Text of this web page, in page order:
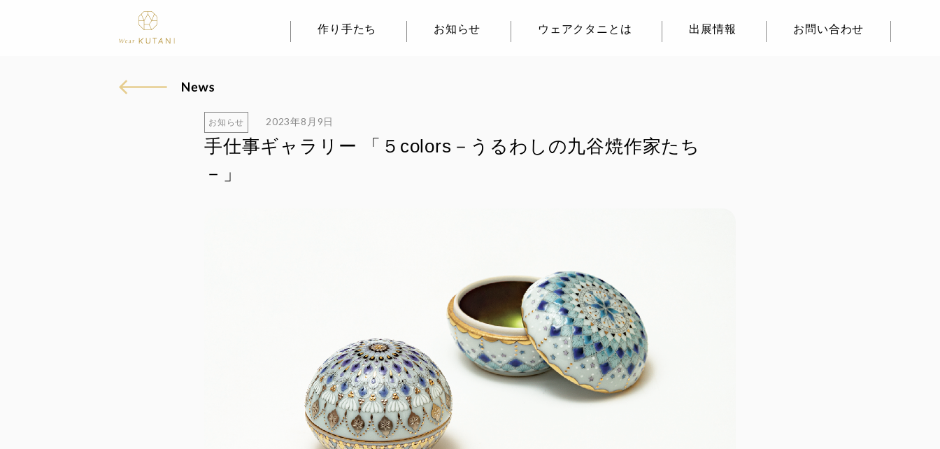
作り手たち お知らせ ウェアクタニとは 出展情報 お問い合わせ
お知らせ 2023年8月9日
手仕事ギャラリー 「５colors－うるわしの九谷焼作家たち
－」